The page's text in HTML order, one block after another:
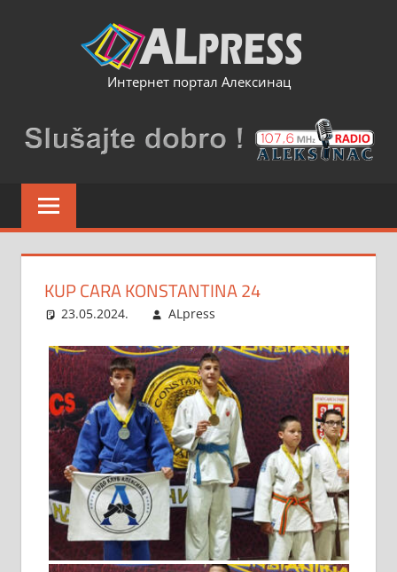
Интернет портал Алексинац
KUP CARA KONSTANTINA 24
23.05.2024. ALpress